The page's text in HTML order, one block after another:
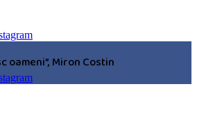
oameni”, Miron Costin